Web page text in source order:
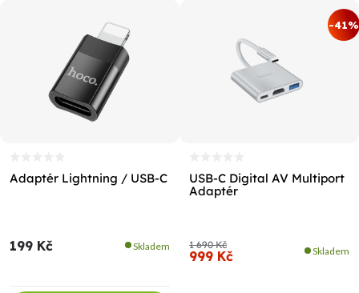
Adaptér Lightning / USB-C
199 Kč Skladem
-41%
USB-C Digital AV Multiport
Adaptér
1 690 Kč
999 Kč Skladem